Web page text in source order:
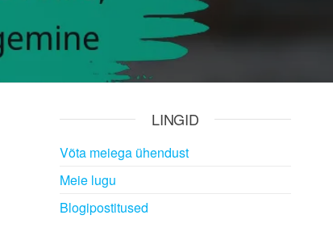
LINGID
Võta meiega ühendust
Meie lugu
Blogipostitused